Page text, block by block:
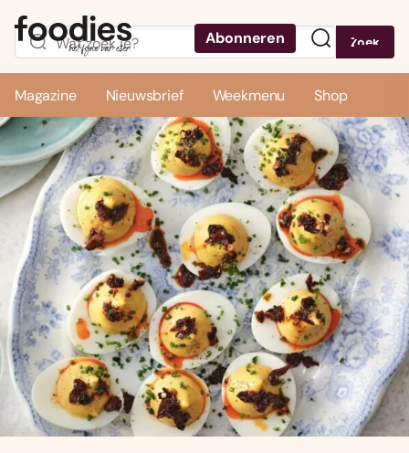
Abonneren Zoek
Magazine Nieuwsbrief Weekmenu Shop